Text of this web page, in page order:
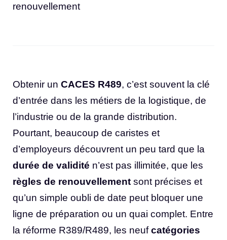
renouvellement
Obtenir un CACES R489, c’est souvent la clé
d’entrée dans les métiers de la logistique, de
l’industrie ou de la grande distribution.
Pourtant, beaucoup de caristes et
d’employeurs découvrent un peu tard que la
durée de validité n’est pas illimitée, que les
règles de renouvellement sont précises et
qu’un simple oubli de date peut bloquer une
ligne de préparation ou un quai complet. Entre
la réforme R389/R489, les neufcatégories